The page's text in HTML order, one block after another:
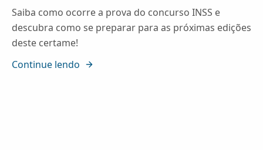
Saiba como ocorre a prova do concurso INSS e
descubra como se preparar para as próximas edições
deste certame!
Continue lendo